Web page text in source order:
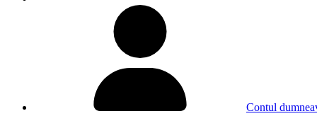
Contul